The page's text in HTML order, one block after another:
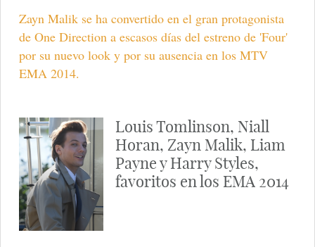
Zayn Malik se ha convertido en el gran protagonista
de One Direction a escasos días del estreno de 'Four'
por su nuevo look y por su ausencia en los MTV
EMA 2014.
Louis Tomlinson, Niall
Horan, Zayn Malik, Liam
Payne y Harry Styles,
favoritos en los EMA 2014